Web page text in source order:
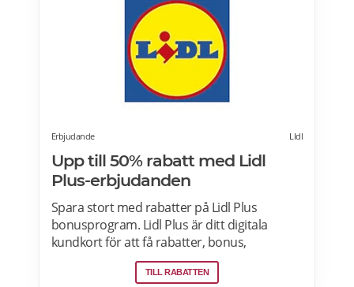
Erbjudande LIdl
Upp till 50% rabatt med Lidl
Plus-erbjudanden
Spara stort med rabatter på Lidl Plus
bonusprogram. Lidl Plus är ditt digitala
kundkort för att få rabatter, bonus,
skräddarsydda erbjudanden och mycket
mer varje vecka. Skanna ditt kort varje gång
TILL RABATTEN